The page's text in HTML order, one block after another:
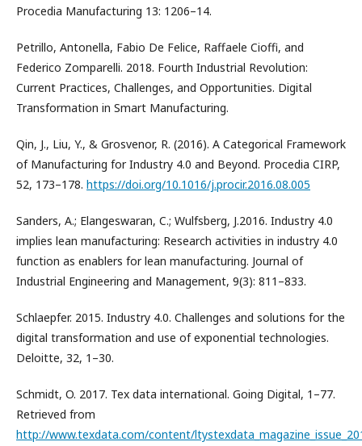
Procedia Manufacturing 13: 1206–14.
Petrillo, Antonella, Fabio De Felice, Raffaele Cioffi, and
Federico Zomparelli. 2018. Fourth Industrial Revolution:
Current Practices, Challenges, and Opportunities. Digital
Transformation in Smart Manufacturing.
Qin, J., Liu, Y., & Grosvenor, R. (2016). A Categorical Framework
of Manufacturing for Industry 4.0 and Beyond. Procedia CIRP,
52, 173–178. https://doi.org/10.1016/j.procir.2016.08.005
Sanders, A.; Elangeswaran, C.; Wulfsberg, J.2016. Industry 4.0
implies lean manufacturing: Research activities in industry 4.0
function as enablers for lean manufacturing. Journal of
Industrial Engineering and Management, 9(3): 811–833.
Schlaepfer. 2015. Industry 4.0. Challenges and solutions for the
digital transformation and use of exponential technologies.
Deloitte, 32, 1–30.
Schmidt, O. 2017. Tex data international. Going Digital, 1–77.
Retrieved from
http://www.texdata.com/content/